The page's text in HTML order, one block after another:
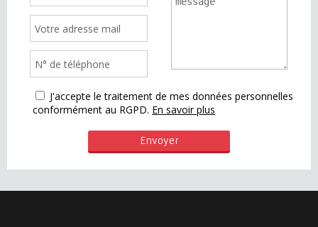
J'accepte le traitement de mes données personnelles
conformément au RGPD. En savoir plus